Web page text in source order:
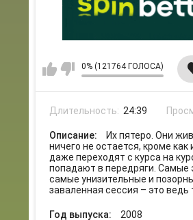
0% (121764 ГОЛОСА)
Длительность: 24:39
Описание:
Их пятеро. Они
ничего не остается, кроме
даже переходят с курса на
попадают в передряги. Самые
самые унизительные и
заваленная сессия – это ведь
Год выпуска: 2008